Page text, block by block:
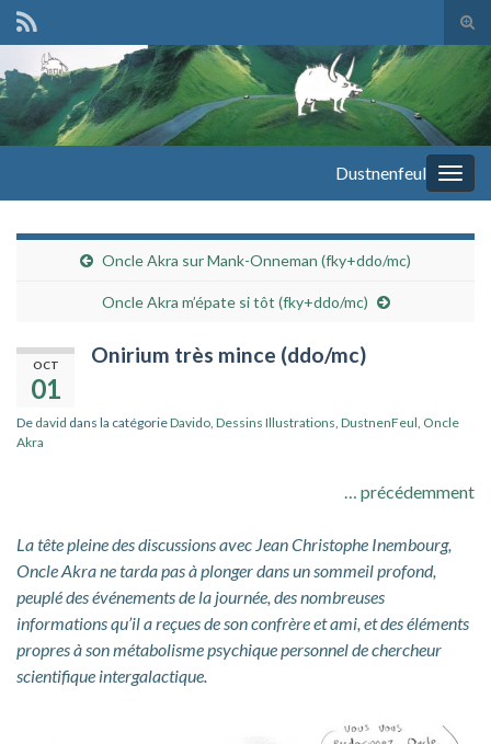
Search for:
Dustnenfeul
Oncle Akra sur Mank-Onneman (fky+ddo/mc)
Oncle Akra m’épate si tôt (fky+ddo/mc)
OCT
01
Onirium très mince (ddo/mc)
De david dans la catégorieDavido, Dessins Illustrations, DustnenFeul, Oncle
Akra
… précédemment
La tête pleine des discussions avec Jean Christophe Inembourg,
Oncle Akra ne tarda pas à plonger dans un sommeil profond,
peuplé des événements de la journée, des nombreuses
informations qu’il a reçues de son confrère et ami, et des éléments
propres à son métabolisme psychique personnel de chercheur
scientifique intergalactique.